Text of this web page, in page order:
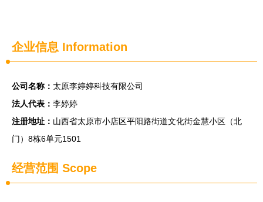
企业信息 Information
公司名称： 太原李婷婷科技有限公司
法人代表： 李婷婷
注册地址： 山西省太原市小店区平阳路街道文化街金慧小区（北
门）8栋6单元1501
经营范围 Scope